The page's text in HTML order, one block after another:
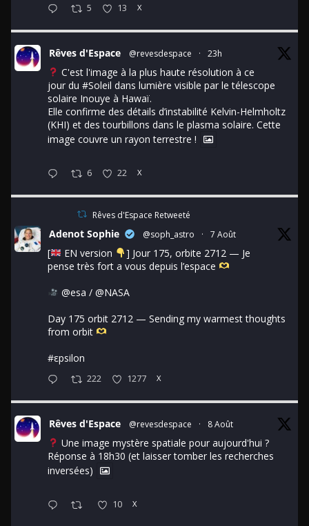
5 13 X
Rêves d'Espace @revesdespace · 23h
C'est l'image à la plus haute résolution à ce
jour du #Soleil dans lumière visible par le télescope
solaire Inouye à Hawaï.
Elle confirme des détails d’instabilité Kelvin-Helmholtz
(KHI) et des tourbillons dans le plasma solaire. Cette
image couvre un rayon terrestre !
6 22 X
Rêves d'Espace Retweeté
Adenot Sophie @soph_astro · 7 Août
[ EN version
] Jour 175, orbite 2712 — Je
pense très fort a vous depuis l’espace
@esa / @NASA
Day 175 orbit 2712 — Sending my warmest thoughts
from orbit
#εpsilon
222 1277 X
Rêves d'Espace @revesdespace · 8 Août
Une image mystère spatiale pour aujourd'hui ?
Réponse à 18h30 (et laisser tomber les recherches
inversées)
10 X